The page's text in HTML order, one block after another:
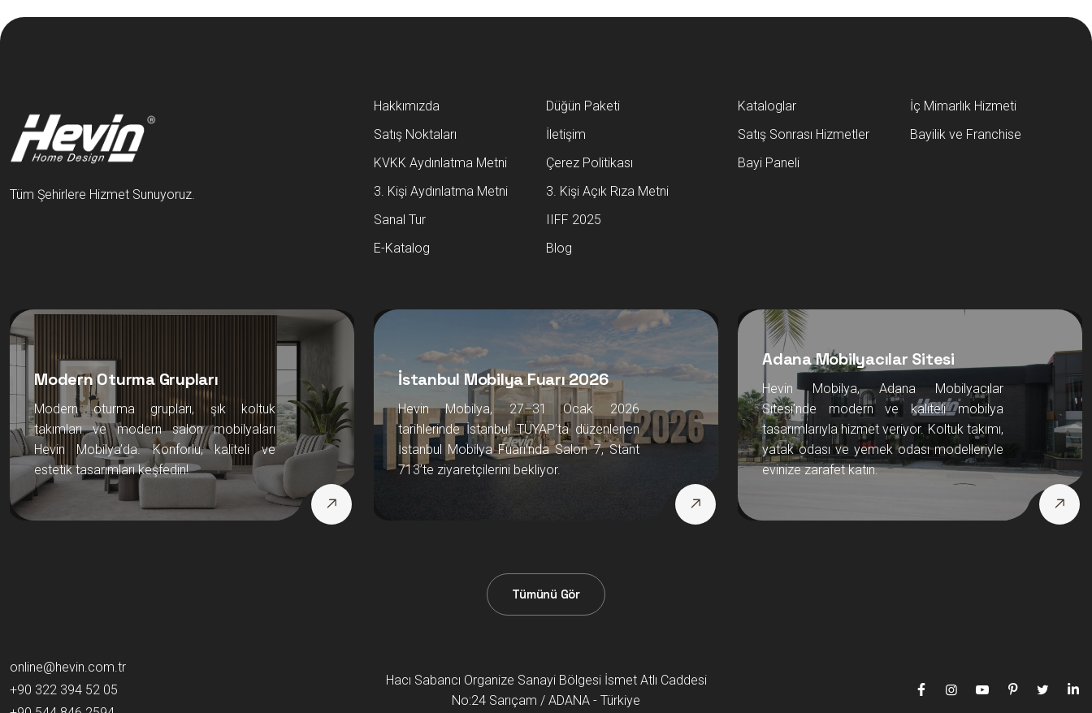
Tüm Şehirlere Hizmet Sunuyoruz.
Hakkımızda
Düğün Paketi
Satış Noktaları
İletişim
KVKK Aydınlatma Metni
Çerez Politikası
3. Kişi Aydınlatma Metni
3. Kişi Açık Rıza Metni
Sanal Tur
IIFF 2025
E-Katalog
Blog
Kataloglar
İç Mimarlık Hizmeti
Satış Sonrası Hizmetler
Bayilik ve Franchise
Bayi Paneli
Modern Oturma Grupları
Modern oturma grupları, şık koltuk
takımları ve modern salon mobilyaları
Hevin Mobilya’da. Konforlu, kaliteli ve
estetik tasarımları keşfedin!
İstanbul Mobilya Fuarı 2026
Hevin Mobilya, 27–31 Ocak 2026
tarihlerinde İstanbul TÜYAP’ta düzenlenen
İstanbul Mobilya Fuarı’nda Salon 7, Stant
713’te ziyaretçilerini bekliyor.
Adana Mobilyacılar Sitesi
Hevin Mobilya, Adana Mobilyacılar
Sitesi’nde modern ve kaliteli mobilya
tasarımlarıyla hizmet veriyor. Koltuk takımı,
yatak odası ve yemek odası modelleriyle
evinize zarafet katın.
Tümünü Gör
online@hevin.com.tr
+90 322 394 52 05
Hacı Sabancı Organize Sanayi Bölgesi İsmet Atlı Caddesi
No:24 Sarıçam / ADANA - Türkiye